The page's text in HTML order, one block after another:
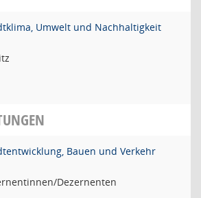
Umwelt und Nachhaltigkeit
Bauen und Verkehr
Dezernenten